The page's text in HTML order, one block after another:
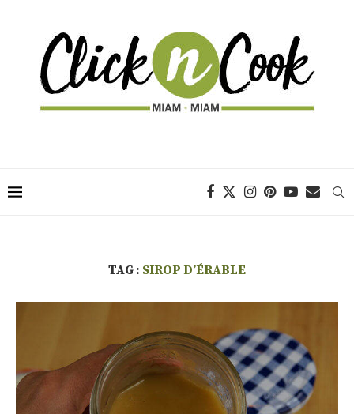
TAG : SIROP D’ÉRABLE